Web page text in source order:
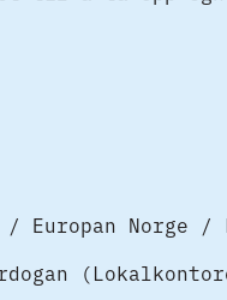
Europan Norge /